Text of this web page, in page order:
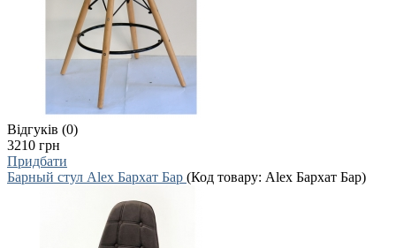
Відгуків (0)
3210 грн
Придбати
Барный стул Alex Бархат Бар (Код товару: Alex Бархат Бар)